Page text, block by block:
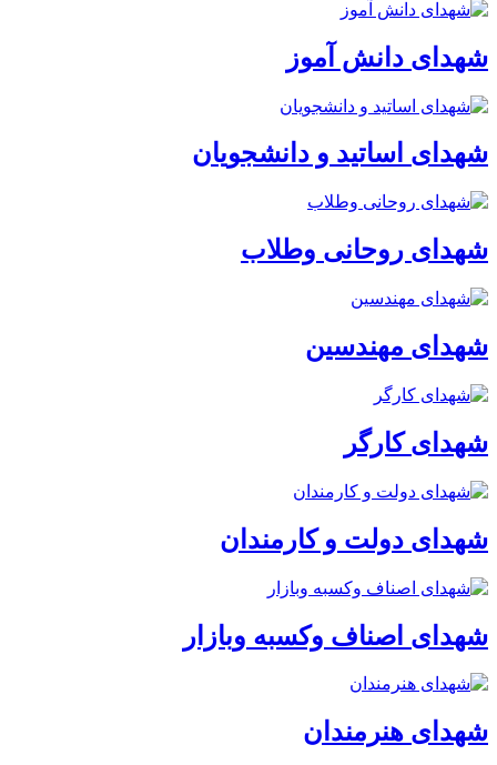
شهدای دانش آموز
شهدای اساتید و دانشجویان
شهدای روحانی وطلاب
شهدای مهندسین
شهدای کارگر
شهدای دولت و کارمندان
شهدای اصناف وکسبه وبازار
شهدای هنرمندان